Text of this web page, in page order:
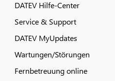
DATEV Hilfe-Center
Service & Support
DATEV MyUpdates
Wartungen/Störungen
Fernbetreuung online